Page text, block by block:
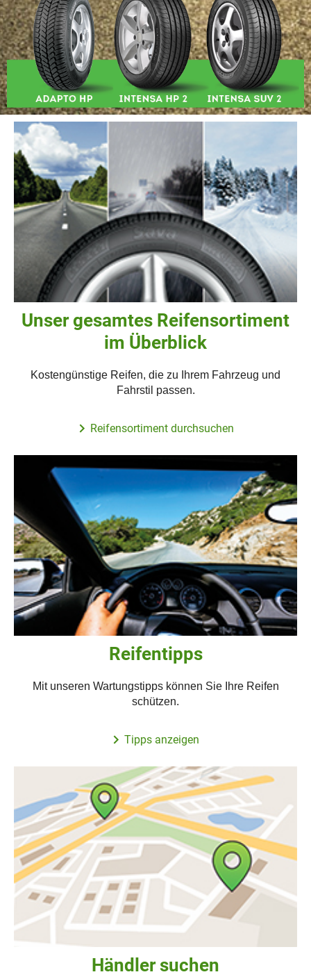
Unser gesamtes Reifensortiment
im Überblick
Kostengünstige Reifen, die zu Ihrem Fahrzeug und
Fahrstil passen.
Reifensortiment durchsuchen
Reifentipps
Mit unseren Wartungstipps können Sie Ihre Reifen
schützen.
Tipps anzeigen
Händler suchen